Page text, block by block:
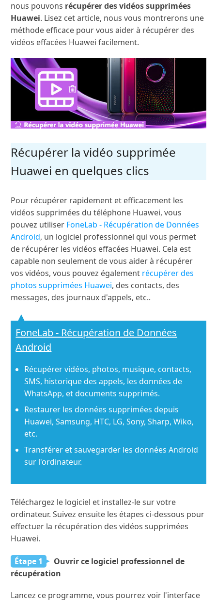
nous pouvons récupérer des vidéos supprimées
Huawei. Lisez cet article, nous vous montrerons une
méthode efficace pour vous aider à récupérer des
vidéos effacées Huawei facilement.
Récupérer la vidéo supprimée
Huawei en quelques clics
Pour récupérer rapidement et efficacement les
vidéos supprimées du téléphone Huawei, vous
pouvez utiliser FoneLab - Récupération de Données
Android, un logiciel professionnel qui vous permet
de récupérer les vidéos effacées Huawei. Cela est
capable non seulement de vous aider à récupérer
vos vidéos, vous pouvez également récupérer des
photos supprimées Huawei, des contacts, des
messages, des journaux d'appels, etc..
FoneLab - Récupération de Données
Android
Récupérer vidéos, photos, musique, contacts,
SMS, historique des appels, les données de
WhatsApp, et documents supprimés.
Restaurer les données supprimées depuis
Huawei, Samsung, HTC, LG, Sony, Sharp, Wiko,
etc.
Transférer et sauvegarder les données Android
sur l'ordinateur.
Téléchargez le logiciel et installez-le sur votre
ordinateur. Suivez ensuite les étapes ci-dessous pour
effectuer la récupération des vidéos supprimées
Huawei.
Étape 1
Ouvrir ce logiciel professionnel de
récupération
Lancez ce programme, vous pourrez voir l'interface